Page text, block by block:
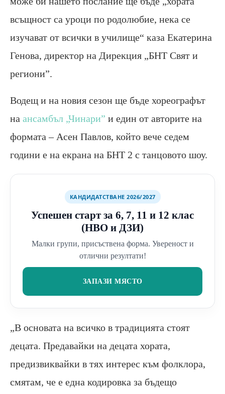
всъщност са уроци по родолюбие, нека се
изучават от всички в училище“ каза Екатерина
Генова, директор на Дирекция „БНТ Свят и
региони”.
Водещ и на новия сезон ще бъде хореографът
на ансамбъл „Чинари” и един от авторите на
формата – Асен Павлов, който вече седем
години е на екрана на БНТ 2 с танцовото шоу.
КАНДИДАТСТВАНЕ 2026/2027
Успешен старт за 6, 7, 11 и 12 клас
(НВО и ДЗИ)
Малки групи, присъствена форма. Увереност и
отлични резултати!
ЗАПАЗИ МЯСТО
„В основата на всичко в традицията стоят
децата. Предавайки на децата хората,
предизвиквайки в тях интерес към фолклора,
смятам, че е една кодировка за бъдещо